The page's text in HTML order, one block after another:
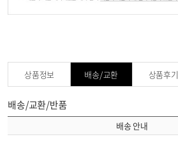
상품정보 배송/교환 상품후기
배송/교환/반품
배송 안내